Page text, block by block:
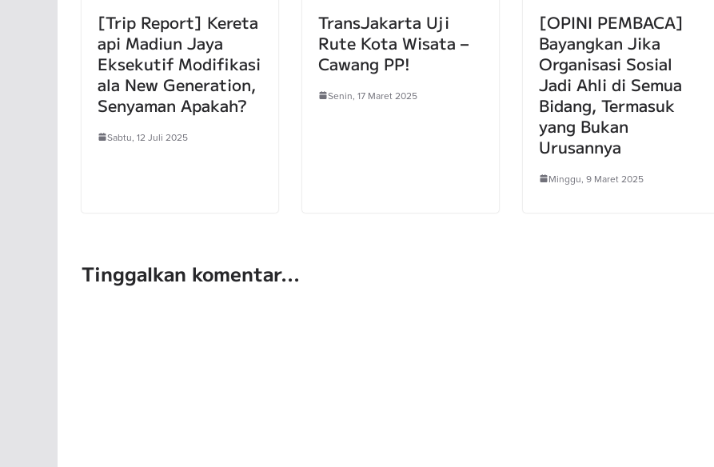
[Trip Report] Kereta
api Madiun Jaya
Eksekutif Modifikasi
ala New Generation,
Senyaman Apakah?
Sabtu, 12 Juli 2025
TransJakarta Uji
Rute Kota Wisata –
Cawang PP!
Senin, 17 Maret 2025
[OPINI PEMBACA]
Bayangkan Jika
Organisasi Sosial
Jadi Ahli di Semua
Bidang, Termasuk
yang Bukan
Urusannya
Minggu, 9 Maret 2025
Tinggalkan komentar...